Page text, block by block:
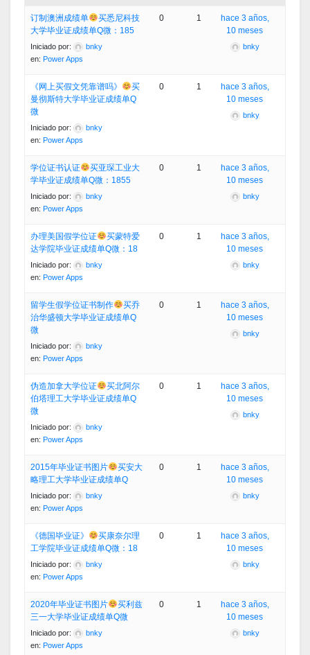
订制澳洲成绩单
买悉尼科技
大学毕业证成绩单Q微：185
Iniciado por:
bnky
en: Power Apps
0 1
hace 3 años,
10 meses
bnky
《网上买假文凭靠谱吗》
买
曼彻斯特大学毕业证成绩单Q
微
Iniciado por:
bnky
en: Power Apps
0 1
hace 3 años,
10 meses
bnky
学位证书认证
买亚琛工业大
学毕业证成绩单Q微：1855
Iniciado por:
bnky
en: Power Apps
0 1
hace 3 años,
10 meses
bnky
办理美国假学位证
买蒙特爱
达学院毕业证成绩单Q微：18
Iniciado por:
bnky
en: Power Apps
0 1
hace 3 años,
10 meses
bnky
留学生假学位证书制作
买乔
治华盛顿大学毕业证成绩单Q
微
Iniciado por:
bnky
en: Power Apps
0 1
hace 3 años,
10 meses
bnky
伪造加拿大学位证
买北阿尔
伯塔理工大学毕业证成绩单Q
微
Iniciado por:
bnky
en: Power Apps
0 1
hace 3 años,
10 meses
bnky
2015年毕业证书图片
买安大
略理工大学毕业证成绩单Q
Iniciado por:
bnky
en: Power Apps
0 1
hace 3 años,
10 meses
bnky
《德国毕业证》
买康奈尔理
工学院毕业证成绩单Q微：18
Iniciado por:
bnky
en: Power Apps
0 1
hace 3 años,
10 meses
bnky
2020年毕业证书图片
买利兹
三一大学毕业证成绩单Q微
Iniciado por:
bnky
en: Power Apps
0 1
hace 3 años,
10 meses
bnky